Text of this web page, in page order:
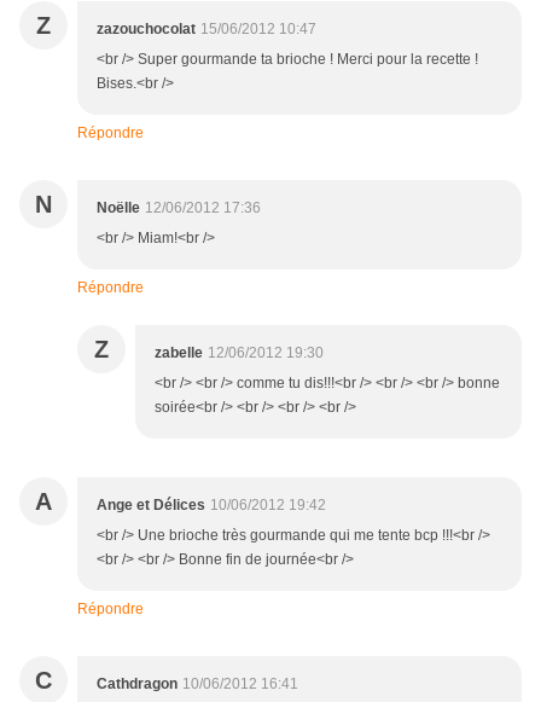
Z zazouchocolat 15/06/2012 10:47
<br /> Super gourmande ta brioche ! Merci pour la recette !
Bises.<br />
Répondre
N Noëlle 12/06/2012 17:36
<br /> Miam!<br />
Répondre
Z zabelle 12/06/2012 19:30
<br /> <br /> comme tu dis!!!<br /> <br /> <br /> bonne
soirée<br /> <br /> <br /> <br />
A Ange et Délices 10/06/2012 19:42
<br /> Une brioche très gourmande qui me tente bcp !!!<br />
<br /> <br /> Bonne fin de journée<br />
Répondre
C Cathdragon 10/06/2012 16:41